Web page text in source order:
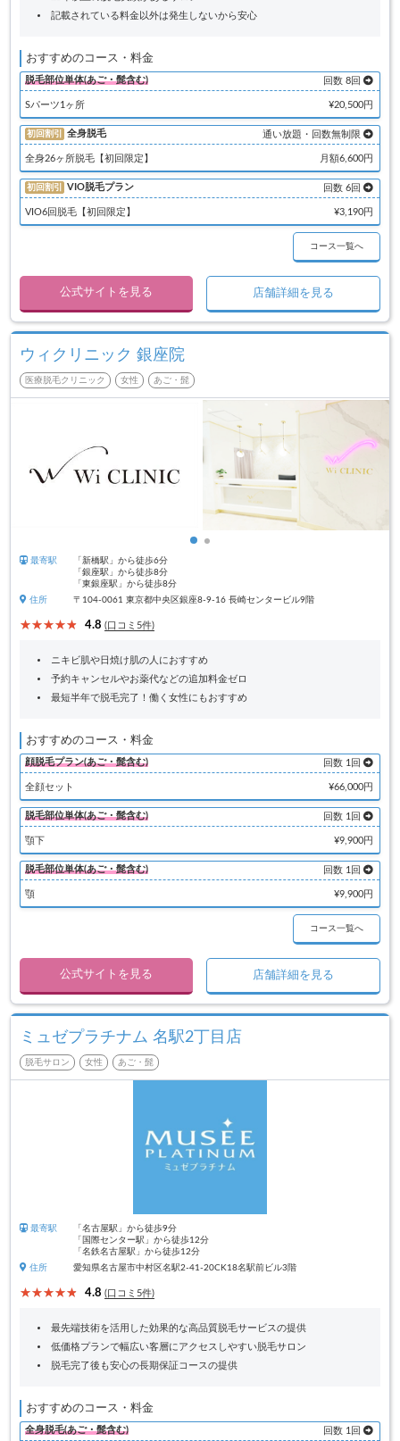
記載されている料金以外は発生しないから安心
おすすめのコース・料金
脱毛部位単体(あご・髭含む) 回数 8回
Sパーツ1ヶ所 ¥20,500円
初回割引 全身脱毛 通い放題・回数無制限
全身26ヶ所脱毛【初回限定】 月額6,600円
初回割引 VIO脱毛プラン 回数 6回
VIO6回脱毛【初回限定】 ¥3,190円
コース一覧へ
公式サイトを見る 店舗詳細を見る
ウィクリニック 銀座院
医療脱毛クリニック 女性 あご・髭
最寄駅
「新橋駅」から徒歩6分
「銀座駅」から徒歩8分
「東銀座駅」から徒歩8分
住所
〒104-0061 東京都中央区銀座8-9-16 長崎センタービル9階
4.8 (口コミ5件)
ニキビ肌や日焼け肌の人におすすめ
予約キャンセルやお薬代などの追加料金ゼロ
最短半年で脱毛完了！働く女性にもおすすめ
おすすめのコース・料金
顔脱毛プラン(あご・髭含む) 回数 1回
全顔セット ¥66,000円
脱毛部位単体(あご・髭含む) 回数 1回
顎下 ¥9,900円
脱毛部位単体(あご・髭含む) 回数 1回
顎 ¥9,900円
コース一覧へ
公式サイトを見る 店舗詳細を見る
ミュゼプラチナム 名駅2丁目店
脱毛サロン 女性 あご・髭
最寄駅
「名古屋駅」から徒歩9分
「国際センター駅」から徒歩12分
「名鉄名古屋駅」から徒歩12分
住所
愛知県名古屋市中村区名駅2-41-20CK18名駅前ビル3階
4.8 (口コミ5件)
最先端技術を活用した効果的な高品質脱毛サービスの提供
低価格プランで幅広い客層にアクセスしやすい脱毛サロン
脱毛完了後も安心の長期保証コースの提供
おすすめのコース・料金
全身脱毛(あご・髭含む) 回数 1回